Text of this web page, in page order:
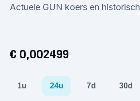
Actuele GUN koers en
€ 0,002499
1u 24u 7d 30d